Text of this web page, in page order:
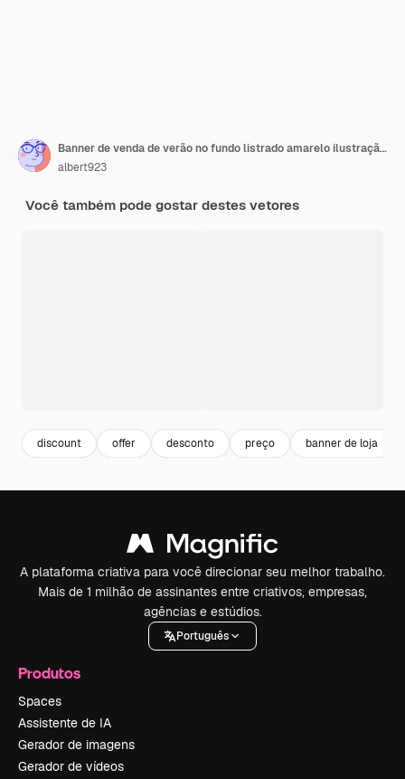
Banner de venda de verão no fundo listrado amarelo ilustração vetorial
albert923
Você também pode gostar destes vetores
discount offer desconto preço banner de loja
A plataforma criativa para você direcionar seu melhor trabalho.
Mais de 1 milhão de assinantes entre criativos, empresas,
agências e estúdios.
Português
Produtos
Spaces
Assistente de IA
Gerador de imagens
Gerador de vídeos